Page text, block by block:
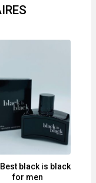
black is black
for men